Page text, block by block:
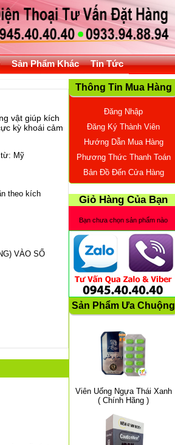
Sản Phẩm Khác Tin Tức
vật giúp kích
kỳ khoái cảm
từ: Mỹ
theo kích
VÀO SỐ
Thông Tin Mua Hàng
Đăng Nhập
Đăng Ký Thành Viên
Hướng Dẫn Mua Hàng
Phương Thức Thanh Toán
Bản Đồ Đến Cửa Hàng
Giỏ Hàng Của Bạn
Bạn chưa chọn sản phẩm nào
Sản Phẩm Ưa Chuộng
Viên Uống Ngựa Thái Xanh
( Chính Hãng )